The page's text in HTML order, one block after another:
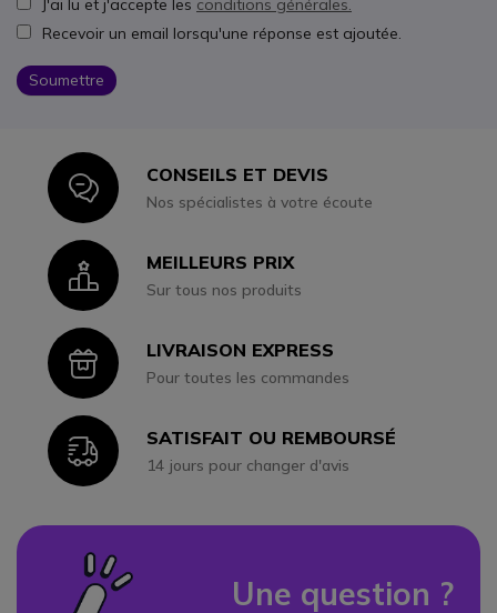
J'ai lu et j'accepte les conditions générales.
Recevoir un email lorsqu'une réponse est ajoutée.
Soumettre
IconCONSEILS ET DEVIS
Nos spécialistes à votre écoute
IconMEILLEURS PRIX
Sur tous nos produits
IconLIVRAISON EXPRESS
Pour toutes les commandes
IconSATISFAIT OU REMBOURSÉ
14 jours pour changer d'avis
Une question ?